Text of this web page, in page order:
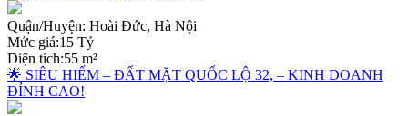
Quận/Huyện: Hoài Đức, Hà Nội
Mức giá:15 Tỷ
Diện tích:55 m²
🌟 SIÊU HIẾM – ĐẤT MẶT QUỐC LỘ 32, – KINH DOANH
ĐỈNH CAO!